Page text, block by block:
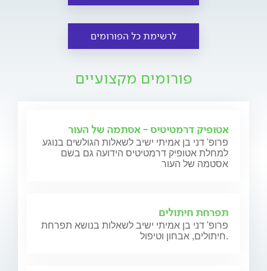
לרשימת כל הפורומים
פורומים מקצועיים
אטופיק דרמטיטיס - אסתמה של העור
פרופ' דני בן אמיתי ישיב לשאלות הגולשים בנוגע
למחלת אטופיק דרמטיטיס הידועה גם בשם
אסטמה של העור
תפרחת חיתולים
פרופ' דני בן אמיתי ישיב לשאלות בנושא תפרחת
חיתולים, אבחון וטיפול.